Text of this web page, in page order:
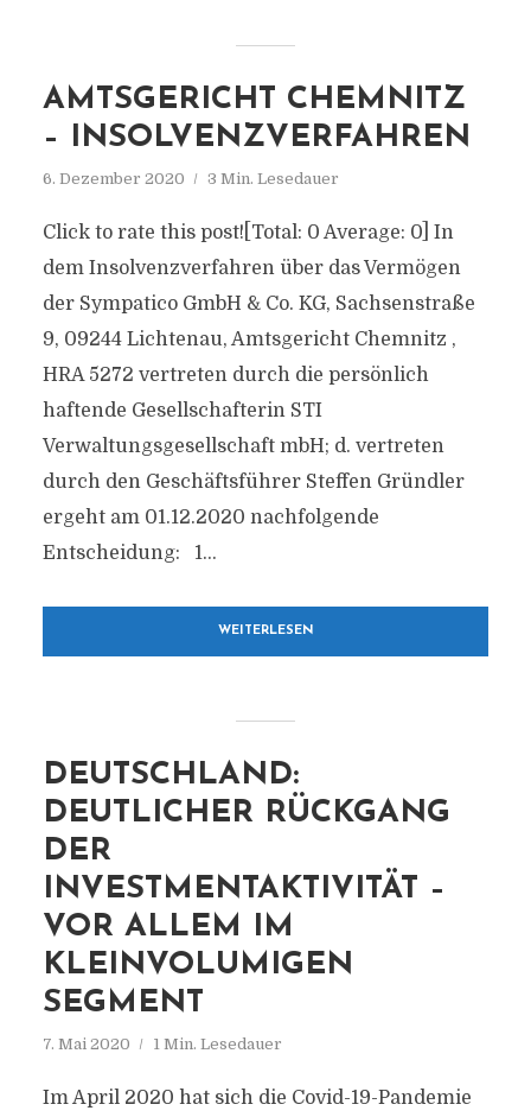
AMTSGERICHT CHEMNITZ
– INSOLVENZVERFAHREN
6. Dezember 2020 3 Min. Lesedauer
Click to rate this post![Total: 0 Average: 0] In
dem Insolvenzverfahren über das Vermögen
der Sympatico GmbH & Co. KG, Sachsenstraße
9, 09244 Lichtenau, Amtsgericht Chemnitz ,
HRA 5272 vertreten durch die persönlich
haftende Gesellschafterin STI
Verwaltungsgesellschaft mbH; d. vertreten
durch den Geschäftsführer Steffen Gründler
ergeht am 01.12.2020 nachfolgende
Entscheidung: 1...
WEITERLESEN
DEUTSCHLAND:
DEUTLICHER RÜCKGANG
DER
INVESTMENTAKTIVITÄT –
VOR ALLEM IM
KLEINVOLUMIGEN
SEGMENT
7. Mai 2020 1 Min. Lesedauer
Im April 2020 hat sich die Covid-19-Pandemie